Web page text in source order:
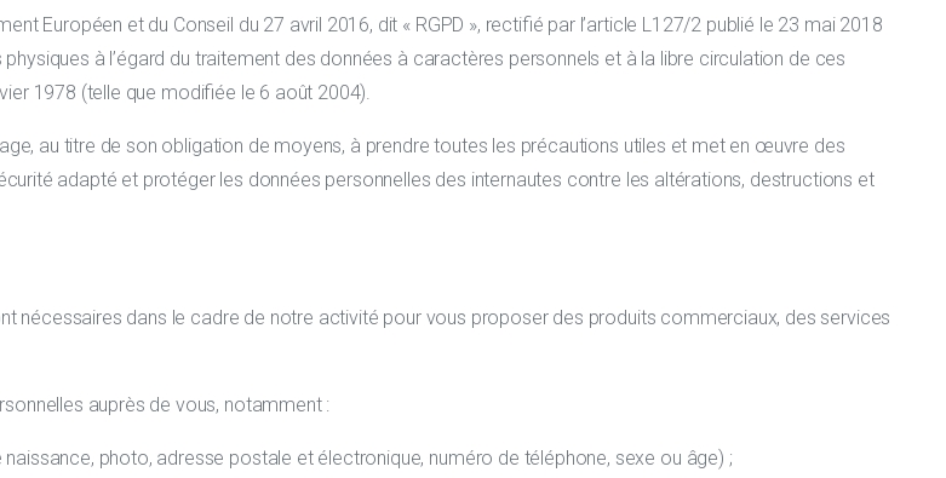
Européen et du Conseil du 27 avril 2016, dit « RGPD », rectifié par l’article L127/2 publié le 23 mai 2018
à l’égard du traitement des données à caractères personnels et à la libre circulation de ces
1978 (telle que modifiée le 6 août 2004).
au titre de son obligation de moyens, à prendre toutes les précautions utiles et met en œuvre des
adapté et protéger les données personnelles des internautes contre les altérations, destructions et
nécessaires dans le cadre de notre activité pour vous proposer des produits commerciaux, des services
auprès de vous, notamment :
photo, adresse postale et électronique, numéro de téléphone, sexe ou âge) ;